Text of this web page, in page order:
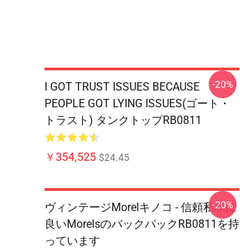
I GOT TRUST ISSUES BECAUSE
PEOPLE GOT LYING ISSUES(ゴート・
トラスト) タンクトップRB0811
￥354,525 $24.45
-20%
ヴィンテージMorelキノコ - 信頼私私は
良いMorelsのバックパックRB0811を持
っています
-20%